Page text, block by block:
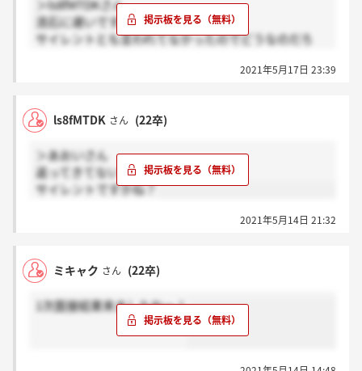
＞ls8fMTDKさん
流石に遅いですよね、、笑
サイレントとも言われてなかったのでどうなのだろ
2021年5月17日 23:39
ls8fMTDK さん (22卒)
＞あおいさん
返ってきてないです(´・_・`)
サイレントですかね？
2021年5月14日 21:32
ミキャク さん (22卒)
1次面接結果来ましたねー！